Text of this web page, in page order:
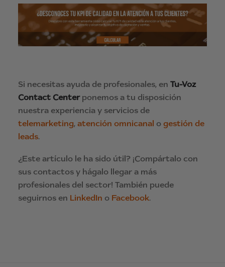
Si necesitas ayuda de profesionales, en Tu-Voz
Contact Centerponemos a tu disposición
nuestra experiencia y servicios de
telemarketing, atención omnicanal o gestión de
leads.
¿Este artículo le ha sido útil? ¡Compártalo con
sus contactos y hágalo llegar a más
profesionales del sector! También puede
seguirnos en LinkedIn o Facebook.